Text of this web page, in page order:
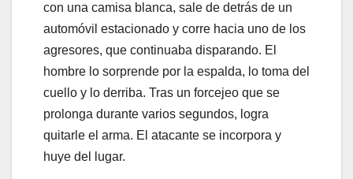
con una camisa blanca, sale de detrás de un
automóvil estacionado y corre hacia uno de los
agresores, que continuaba disparando. El
hombre lo sorprende por la espalda, lo toma del
cuello y lo derriba. Tras un forcejeo que se
prolonga durante varios segundos, logra
quitarle el arma. El atacante se incorpora y
huye del lugar.